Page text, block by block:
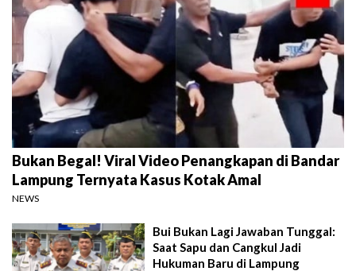
Bukan Begal! Viral Video Penangkapan di Bandar
Lampung Ternyata Kasus Kotak Amal
NEWS
Bui Bukan Lagi Jawaban Tunggal:
Saat Sapu dan Cangkul Jadi
Hukuman Baru di Lampung